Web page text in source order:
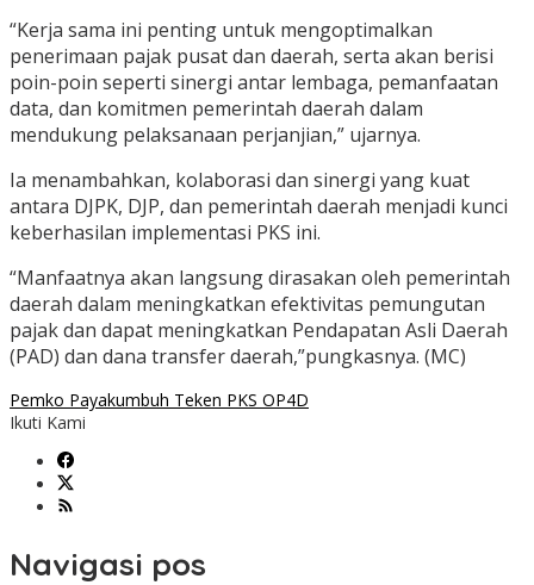
“Kerja sama ini penting untuk mengoptimalkan
penerimaan pajak pusat dan daerah, serta akan berisi
poin-poin seperti sinergi antar lembaga, pemanfaatan
data, dan komitmen pemerintah daerah dalam
mendukung pelaksanaan perjanjian,” ujarnya.
Ia menambahkan, kolaborasi dan sinergi yang kuat
antara DJPK, DJP, dan pemerintah daerah menjadi kunci
keberhasilan implementasi PKS ini.
“Manfaatnya akan langsung dirasakan oleh pemerintah
daerah dalam meningkatkan efektivitas pemungutan
pajak dan dapat meningkatkan Pendapatan Asli Daerah
(PAD) dan dana transfer daerah,”pungkasnya. (MC)
Pemko Payakumbuh Teken PKS OP4D
Ikuti Kami
Navigasi pos